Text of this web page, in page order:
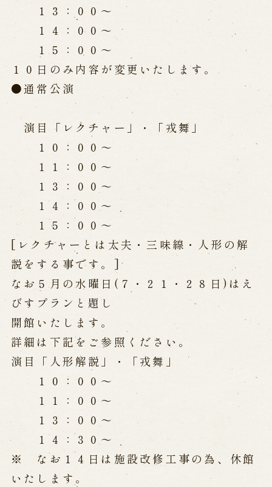
歴史
淡路島と国生み神話
淡路人形浄瑠璃の歴史
南あわじ市の伝統芸能
ご利用案内
営業日時・料金
お問い合わせ
メールでお問い合わせ
お電話でお問い合わせ
予約
WEB予約
メールフォームから予約
お電話で予約
求人情報
※株式会社うずのくに南あわじの求人情報ページへ移動します
関連施設
１３：００～
１４：００～
１５：００～
１０日のみ内容が変更いたします。
●通常公演
演目「レクチャー」・「戎舞」
１０：００～
１１：００～
１３：００～
１４：００～
１５：００～
[レクチャーとは太夫・三味線・人形の解
説をする事です。]
なお５月の水曜日(７・２１・２８日)はえ
びすプランと題し
開館いたします。
詳細は下記をご参照ください。
演目「人形解説」・「戎舞」
１０：００～
１１：００～
１３：００～
１４：３０～
※ なお１４日は施設改修工事の為、休館
いたします。